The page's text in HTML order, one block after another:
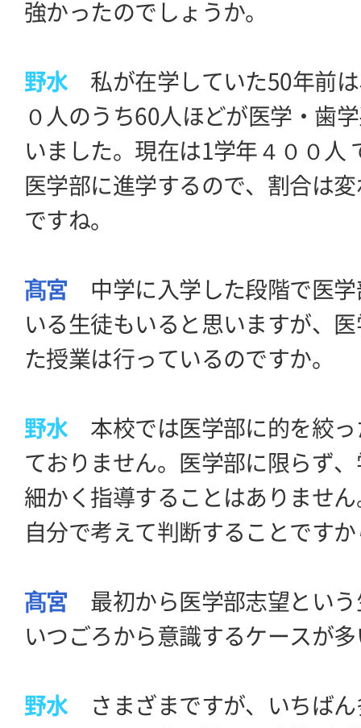
強かったのでしょうか。
野水 私が在学していた50年前
０人のうち60人ほどが医学・歯
いました。現在は1学年４００人
医学部に進学するので、割合は
ですね。
髙宮 中学に入学した段階で医学
いる生徒もいると思いますが、
た授業は行っているのですか。
野水 本校では医学部に的を絞っ
ておりません。医学部に限らず
細かく指導することはありませ
自分で考えて判断することです
髙宮 最初から医学部志望という
いつごろから意識するケースが
野水 さまざまですが、いちばん